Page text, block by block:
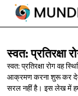
स्वत: प्रतिरक्षा
स्वत: प्रतिरक्षा रोग वह
आक्रमण करना शुरू कर
सरल नहीं है। इस लेख में हम